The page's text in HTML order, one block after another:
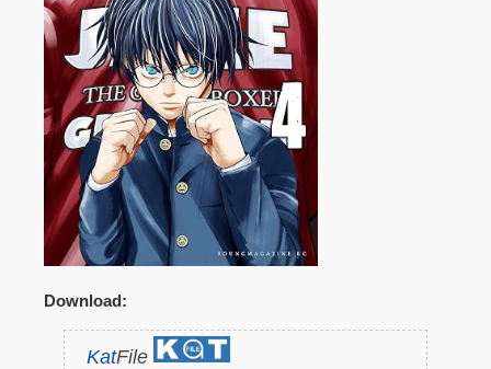
Download:
KatFile